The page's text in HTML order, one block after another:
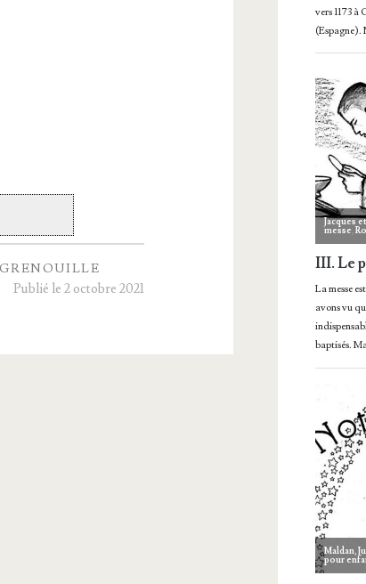
GRENOUILLE
Publié le 2 octobre 2021